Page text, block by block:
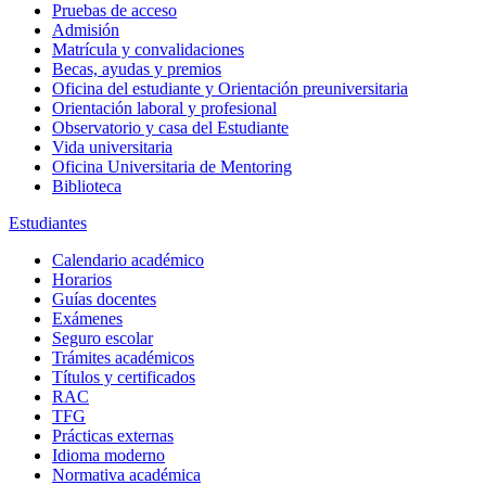
Pruebas de acceso
Admisión
Matrícula y convalidaciones
Becas, ayudas y premios
Oficina del estudiante y Orientación preuniversitaria
Orientación laboral y profesional
Observatorio y casa del Estudiante
Vida universitaria
Oficina Universitaria de Mentoring
Biblioteca
Estudiantes
Calendario académico
Horarios
Guías docentes
Exámenes
Seguro escolar
Trámites académicos
Títulos y certificados
RAC
TFG
Prácticas externas
Idioma moderno
Normativa académica